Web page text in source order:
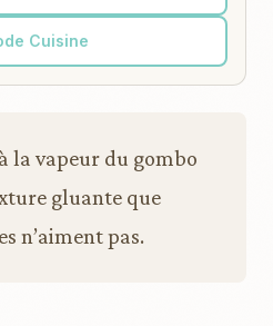
Cuisine
la vapeur du gombo
gluante que
n’aiment pas.